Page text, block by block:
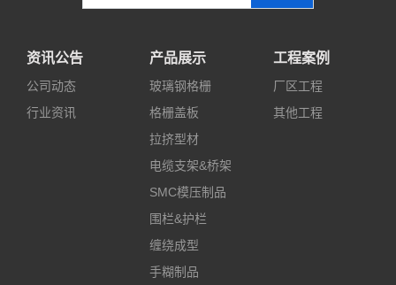
资讯公告
公司动态
行业资讯
产品展示
玻璃钢格栅
格栅盖板
拉挤型材
电缆支架&桥架
SMC模压制品
围栏&护栏
缠绕成型
手糊制品
工程案例
厂区工程
其他工程